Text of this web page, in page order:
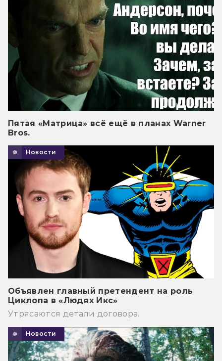
Пятая «Матрица» всё ещё в планах Warner
Bros.
Новости
Объявлен главный претендент на роль
Циклопа в «Людях Икс»
Утрясаются детали договора.
Новости